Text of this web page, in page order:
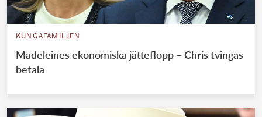
KUNGAFAMILJEN
Madeleines ekonomiska jätteflopp – Chris tvingas
betala